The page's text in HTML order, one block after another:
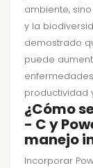
ambiente,
y la
demostrado
puede
productividad
¿Cómo
- C y
manejo
Incorporar